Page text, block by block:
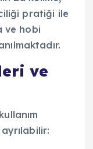
pratiği ile
ve hobi
ve